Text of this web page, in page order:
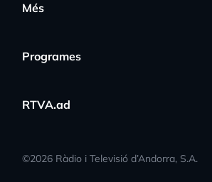
Més
Programes
RTVA.ad
©2026 Ràdio i Televisió d’Andorra, S.A.